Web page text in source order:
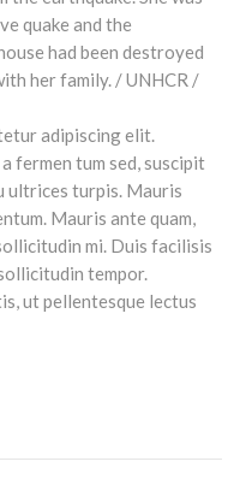
adipiscing elit.
fermen tum sed, suscipit
ultrices turpis. Mauris
Mauris ante quam,
mi. Duis facilisis
tempor.
ut pellentesque lectus